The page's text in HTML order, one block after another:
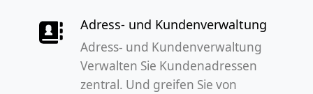
Adress- und Kundenverwaltung
Adress- und Kundenverwaltung
Verwalten Sie Kundenadressen
zentral. Und greifen Sie von